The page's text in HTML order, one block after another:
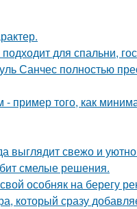
для спальни,
Санчес полностью
пример того, как
выглядит свежо и
смелые решения.
особняк на берегу
который сразу